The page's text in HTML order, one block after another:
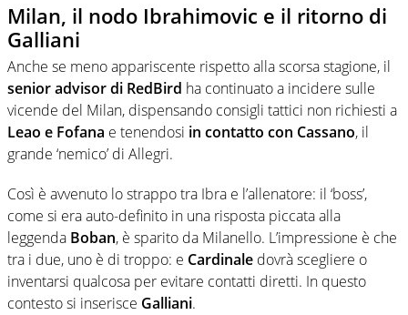
Milan, il nodo Ibrahimovic e il ritorno di
Galliani
Anche se meno appariscente rispetto alla scorsa stagione, il
senior advisor di RedBird ha continuato a incidere sulle
vicende del Milan, dispensando consigli tattici non richiesti a
Leao e Fofana e tenendosi in contatto con Cassano, il
grande ‘nemico’ di Allegri.
Così è avvenuto lo strappo tra Ibra e l’allenatore: il ‘boss’,
come si era auto-definito in una risposta piccata alla
leggenda Boban, è sparito da Milanello. L’impressione è che
tra i due, uno è di troppo: e Cardinale dovrà scegliere o
inventarsi qualcosa per evitare contatti diretti. In questo
contesto si inserisce Galliani.